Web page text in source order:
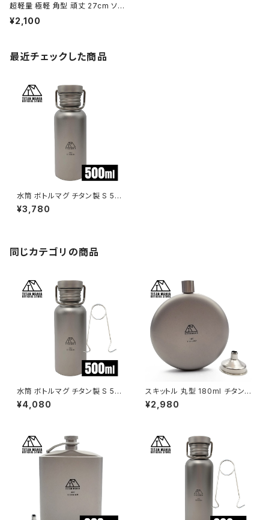
超軽量 極軽 角型 頑丈 27cm ソロ
キャンプ BBQ バーベキュー アウト
¥2,100
最近チェックした商品
水筒 ボトルマグ チタン製 S 50
0ml 軽量 スポーツボトル マグ
ボトル 直飲み 錆びない 広口 割
¥3,780
同じカテゴリの商品
水筒 ボトルマグ チタン製 S 50
0ml ボトルハンガー付き 軽量
スポーツボトル マグボトル 直飲
バー付き
¥4,080
スキットル 丸型 180ml チタン
製 軽量 頑丈 携帯用 ウイスキー
ボトル ヒップフラスコ 水筒 ソロ
付き
¥2,980